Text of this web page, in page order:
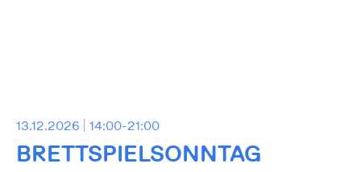
13.12.2026 14:00-21:00
BRETTSPIELSONNTAG